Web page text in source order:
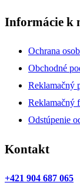
Informácie k
Ochrana
Obchodné
Reklamačný
Reklamačný
Odstúpenie
Kontakt
+421 904 687 065